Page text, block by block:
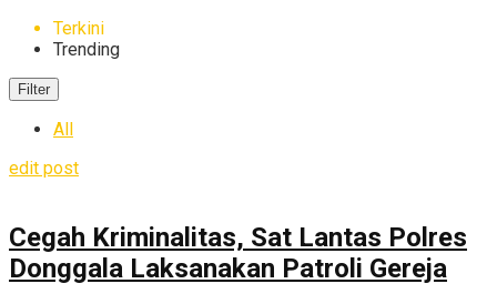
Terkini
Trending
Filter
All
edit post
Cegah Kriminalitas, Sat Lantas Polres
Donggala Laksanakan Patroli Gereja